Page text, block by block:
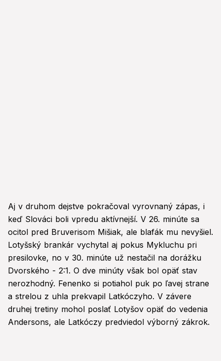
Aj v druhom dejstve pokračoval vyrovnaný zápas, i
keď Slováci boli vpredu aktívnejší. V 26. minúte sa
ocitol pred Bruverisom Mišiak, ale blafák mu nevyšiel.
Lotyšský brankár vychytal aj pokus Mykluchu pri
presilovke, no v 30. minúte už nestačil na dorážku
Dvorského - 2:1. O dve minúty však bol opäť stav
nerozhodný. Fenenko si potiahol puk po ľavej strane
a strelou z uhla prekvapil Latkóczyho. V závere
druhej tretiny mohol poslať Lotyšov opäť do vedenia
Andersons, ale Latkóczy predviedol výborný zákrok.